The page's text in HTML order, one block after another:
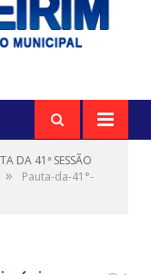
DA 41ª SESSÃO
»
Pauta-da-41°-